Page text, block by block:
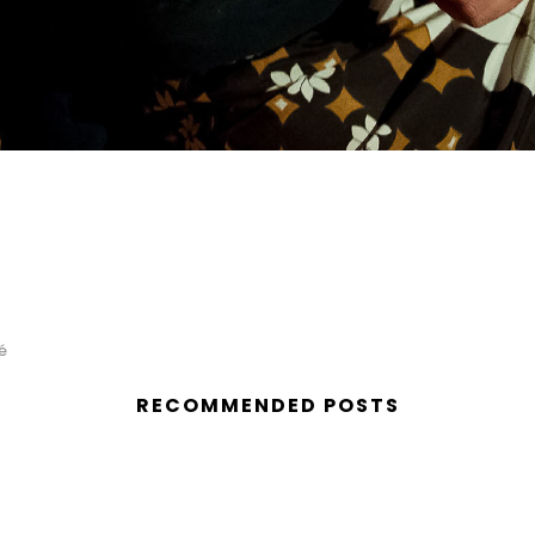
RECOMMENDED POSTS